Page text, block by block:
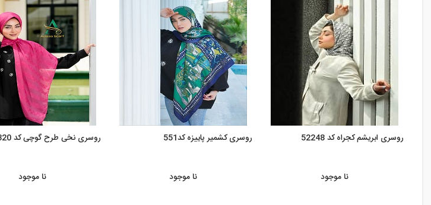
روسری ابریشم کجراه کد 52248
نا موجود
روسری کشمیر پاییزه کد551
نا موجود
روسری نخی طرح گوچی کد 320
نا موجود